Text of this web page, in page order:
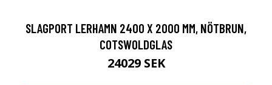
SLAGPORT LERHAMN 2400 X 2000 MM, NÖTBRUN,
COTSWOLDGLAS
24029 SEK